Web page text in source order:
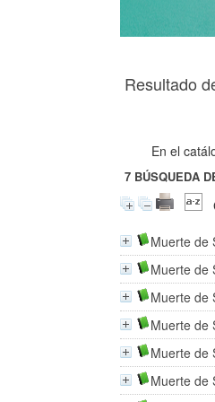
Resultado
En el
7 BÚSQUEDA
Muerte de
Muerte de
Muerte de
Muerte de
Muerte de
Muerte de